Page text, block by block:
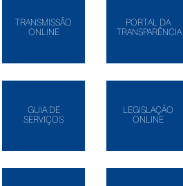
TRANSMISSÃO
ONLINE
PORTAL DA
TRANSPARÊNCIA
GUIA DE
SERVIÇOS
LEGISLAÇÃO
ONLINE